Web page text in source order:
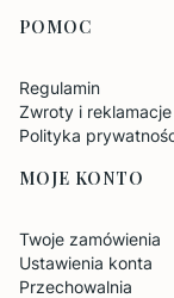
POMOC
Regulamin
Zwroty i reklamacje
Polityka
MOJE KONTO
Twoje zamówienia
Ustawienia konta
Przechowalnia